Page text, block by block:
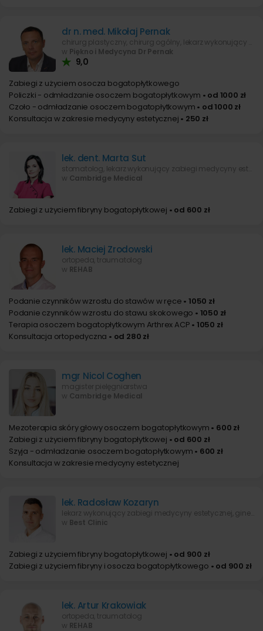
dr n. med. Mikołaj Pernak
w Piękno i Medycyna Dr Pernak
9,0
Zabiegi z użyciem osocza bogatopłytkowego
Policzki - odmładzanie osoczem bogatopłytkowym • od 1000 zł
Czoło - odmładzanie osoczem bogatopłytkowym • od 1000 zł
Konsultacja w zakresie medycyny estetycznej • 250 zł
lek. dent. Marta Sut
w Cambridge Medical
Zabiegi z użyciem fibryny bogatopłytkowej • od 600 zł
lek. Maciej Zrodowski
ortopeda, traumatolog
w REHAB
Podanie czynników wzrostu do stawów w ręce • 1050 zł
Podanie czynników wzrostu do stawu skokowego • 1050 zł
Terapia osoczem bogatopłytkowym Arthrex ACP • 1050 zł
Konsultacja ortopedyczna • od 280 zł
mgr Nicol Coghen
magister pielęgniarstwa
w Cambridge Medical
Mezoterapia skóry głowy osoczem bogatopłytkowym • 600 zł
Zabiegi z użyciem fibryny bogatopłytkowej • od 600 zł
Szyja - odmładzanie osoczem bogatopłytkowym • 600 zł
Konsultacja w zakresie medycyny estetycznej
lek. Radosław Kozaryn
lekarz wykonujący zabiegi medycyny estetycznej, ginekolog-położnik
w Best Clinic
Zabiegi z użyciem fibryny bogatopłytkowej • od 900 zł
Zabiegi z użyciem fibryny i osocza bogatopłytkowego • od 900 zł
lek. Artur Krakowiak
ortopeda, traumatolog
w REHAB